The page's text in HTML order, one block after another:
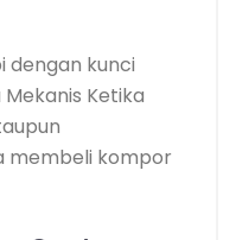
lebih
dan canggih